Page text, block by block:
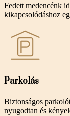
Fedett medencénk
kikapcsolódáshoz
Parkolás
Biztonságos
nyugodtan és